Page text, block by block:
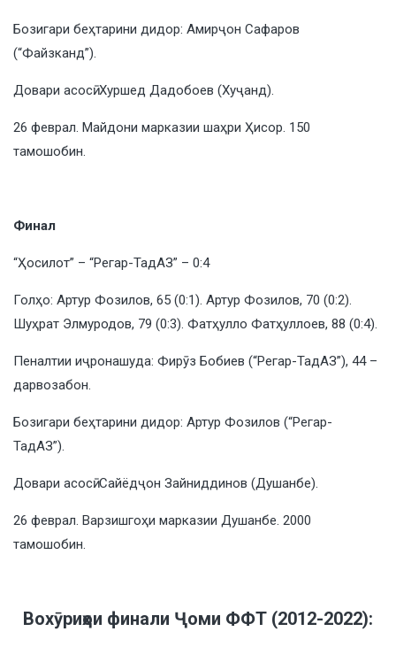
Бозигари беҳтарини дидор: Амирҷон Сафаров
(“Файзканд”).
Довари асосӣ: Хуршед Дадобоев (Хуҷанд).
26 феврал. Майдони марказии шаҳри Ҳисор. 150
тамошобин.
Финал
“Ҳосилот” – “Регар-ТадАЗ” – 0:4
Голҳо: Артур Фозилов, 65 (0:1). Артур Фозилов, 70 (0:2).
Шуҳрат Элмуродов, 79 (0:3). Фатҳулло Фатҳуллоев, 88 (0:4).
Пеналтии иҷронашуда: Фирӯз Бобиев (“Регар-ТадАЗ”), 44 –
дарвозабон.
Бозигари беҳтарини дидор: Артур Фозилов (“Регар-
ТадАЗ”).
Довари асосӣ: Сайёдҷон Зайниддинов (Душанбе).
26 феврал. Варзишгоҳи марказии Душанбе. 2000
тамошобин.
Вохӯриҳои финали Ҷоми ФФТ (2012-2022):